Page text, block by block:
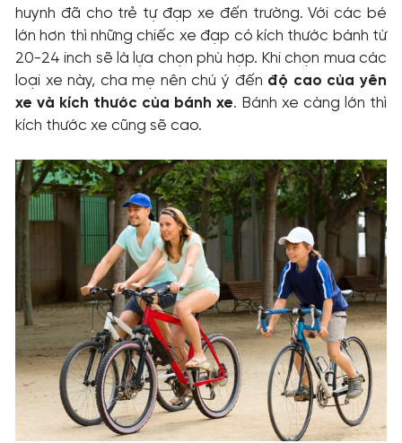
huynh đã cho trẻ tự đạp xe đến trường. Với các bé
lớn hơn thì những chiếc xe đạp có kích thước bánh từ
20-24 inch sẽ là lựa chọn phù hợp. Khi chọn mua các
loại xe này, cha mẹ nên chú ý đến độ cao của yên
xe và kích thước của bánh xe. Bánh xe càng lớn thì
kích thước xe cũng sẽ cao.